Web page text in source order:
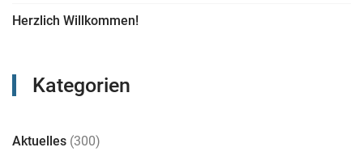
Herzlich Willkommen!
Kategorien
Aktuelles (300)